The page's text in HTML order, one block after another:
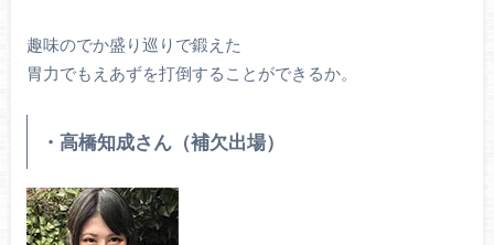
趣味のでか盛り巡りで鍛えた
胃力でもえあずを打倒することができるか。
・高橋知成さん（補欠出場）